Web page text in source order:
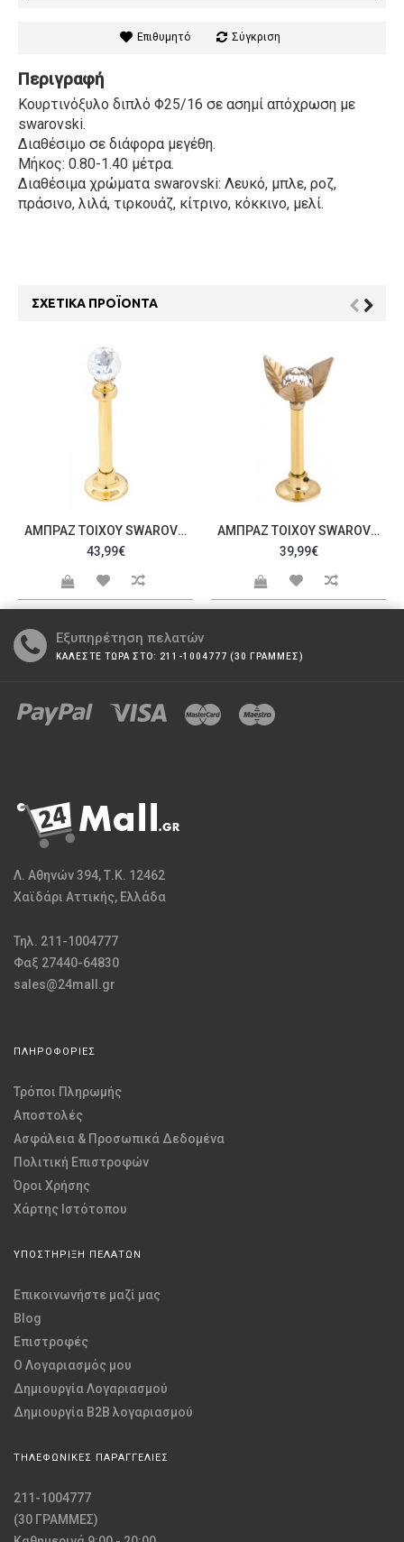
Επιθυμητό Σύγκριση
Περιγραφή
Κουρτινόξυλο διπλό Φ25/16 σε ασημί απόχρωση με
swarovski.
Διαθέσιμο σε διάφορα μεγέθη.
Μήκος: 0.80-1.40 μέτρα.
Διαθέσιμα χρώματα swarovski: Λευκό, μπλε, ροζ,
πράσινο, λιλά, τιρκουάζ, κίτρινο, κόκκινο, μελί.
ΣΧΕΤΙΚΆ ΠΡΟΪΌΝΤΑ
ΑΜΠΡΆΖ ΤΟΊΧΟΥ SWAROVSKI C20057
43,99€
ΑΜΠΡΆΖ ΤΟΊΧΟΥ SWAROVSKI C20065
39,99€
Εξυπηρέτηση πελατών
ΚΑΛΕΣΤΕ ΤΩΡΑ ΣΤΟ: 211-1004777 (30 ΓΡΑΜΜΕΣ)
Λ. Αθηνών 394, Τ.Κ. 12462
Χαϊδάρι Αττικής, Ελλάδα
Τηλ. 211-1004777
Φαξ 27440-64830
sales@24mall.gr
ΠΛΗΡΟΦΟΡΙΕΣ
Τρόποι Πληρωμής
Αποστολές
Ασφάλεια & Προσωπικά Δεδομένα
Πολιτική Επιστροφών
Όροι Χρήσης
Χάρτης Ιστότοπου
ΥΠΟΣΤΗΡΙΞΗ ΠΕΛΑΤΩΝ
Επικοινωνήστε μαζί μας
Blog
Επιστροφές
O Λογαριασμός μου
Δημιουργία Λογαριασμού
Δημιουργία B2B λογαριασμού
ΤΗΛΕΦΩΝΙΚΕΣ ΠΑΡΑΓΓΕΛΙΕΣ
211-1004777
(30 ΓΡΑΜΜΕΣ)